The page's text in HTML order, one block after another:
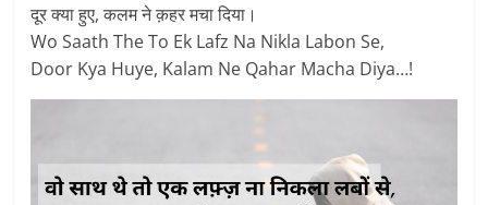
दूर क्या हुए, कलम ने क़हर मचा दिया।
Wo Saath The To Ek Lafz Na Nikla Labon Se,
Door Kya Huye, Kalam Ne Qahar Macha Diya…!